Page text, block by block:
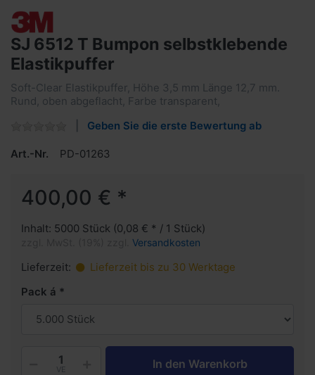
SJ 6512 T Bumpon selbstklebende
Elastikpuffer
Soft-Clear Elastikpuffer, Höhe 3,5 mm Länge 12,7 mm.
Rund, oben abgeflacht, Farbe transparent,
Geben Sie die erste Bewertung ab
Art.-Nr. PD-01263
400,00 € *
Inhalt: 5000 Stück (0,08 € * / 1 Stück)
Versandkosten
Lieferzeit:
Lieferzeit bis zu 30 Werktage
Pack á
VE In den Warenkorb